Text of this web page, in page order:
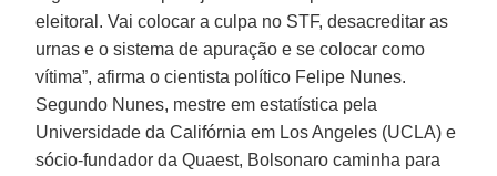
eleitoral. Vai colocar a culpa no STF, desacreditar as
urnas e o sistema de apuração e se colocar como
vítima”, afirma o cientista político Felipe Nunes.
Segundo Nunes, mestre em estatística pela
Universidade da Califórnia em Los Angeles (UCLA) e
sócio-fundador da Quaest, Bolsonaro caminha para